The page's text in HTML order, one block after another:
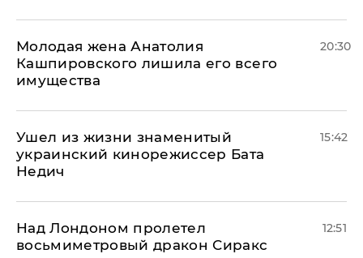
Молодая жена Анатолия
Кашпировского лишила его всего
имущества
20:30
Ушел из жизни знаменитый
украинский кинорежиссер Бата
Недич
15:42
Над Лондоном пролетел
восьмиметровый дракон Сиракс
12:51